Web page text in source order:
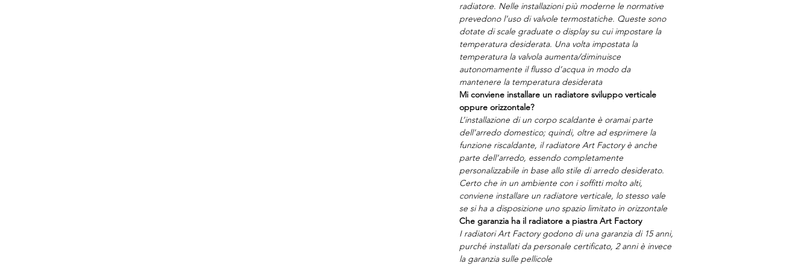
radiatore. Nelle installazioni più moderne le normative
prevedono l’uso di valvole termostatiche. Queste sono
dotate di scale graduate o display su cui impostare la
temperatura desiderata. Una volta impostata la
temperatura la valvola aumenta/diminuisce
autonomamente il flusso d’acqua in modo da
mantenere la temperatura desiderata
Mi conviene installare un radiatore sviluppo verticale
oppure orizzontale?
L’installazione di un corpo scaldante è oramai parte
dell’arredo domestico; quindi, oltre ad esprimere la
funzione riscaldante, il radiatore Art Factory è anche
parte dell’arredo, essendo completamente
personalizzabile in base allo stile di arredo desiderato.
Certo che in un ambiente con i soffitti molto alti,
conviene installare un radiatore verticale, lo stesso vale
se si ha a disposizione uno spazio limitato in orizzontale
Che garanzia ha il radiatore a piastra Art Factory
I radiatori Art Factory godono di una garanzia di 15 anni,
purché installati da personale certificato, 2 anni è invece
la garanzia sulle pellicole